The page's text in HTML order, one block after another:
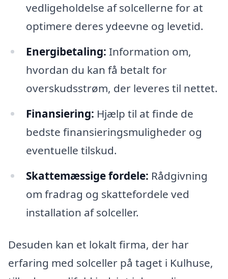
vedligeholdelse af solcellerne for at
optimere deres ydeevne og levetid.
Energibetaling: Information om,
hvordan du kan få betalt for
overskudsstrøm, der leveres til nettet.
Finansiering: Hjælp til at finde de
bedste finansieringsmuligheder og
eventuelle tilskud.
Skattemæssige fordele: Rådgivning
om fradrag og skattefordele ved
installation af solceller.
Desuden kan et lokalt firma, der har
erfaring med solceller på taget i Kulhuse,